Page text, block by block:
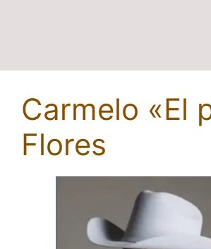
Carmelo «El
Flores